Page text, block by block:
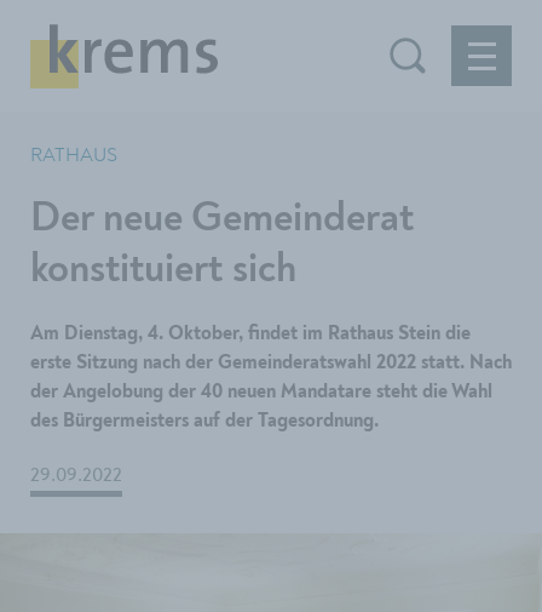
RATHAUS
Der neue Gemeinderat
konstituiert sich
Am Dienstag, 4. Oktober, findet im Rathaus Stein die
erste Sitzung nach der Gemeinderatswahl 2022 statt. Nach
der Angelobung der 40 neuen Mandatare steht die Wahl
des Bürgermeisters auf der Tagesordnung.
29.09.2022